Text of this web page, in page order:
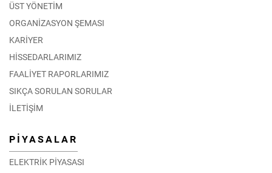
ÜST YÖNETİM
ORGANİZASYON ŞEMASI
KARİYER
HİSSEDARLARIMIZ
FAALİYET RAPORLARIMIZ
SIKÇA SORULAN SORULAR
İLETİŞİM
PİYASALAR
ELEKTRİK PİYASASI